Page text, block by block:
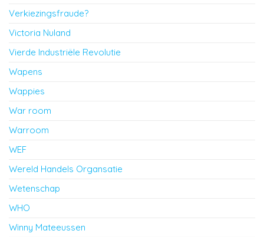
Verkiezingsfraude?
Victoria Nuland
Vierde Industriële Revolutie
Wapens
Wappies
War room
Warroom
WEF
Wereld Handels Organsatie
Wetenschap
WHO
Winny Mateeussen